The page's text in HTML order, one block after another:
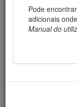
Pode
adicionais
Manual do
Localização
de segurança